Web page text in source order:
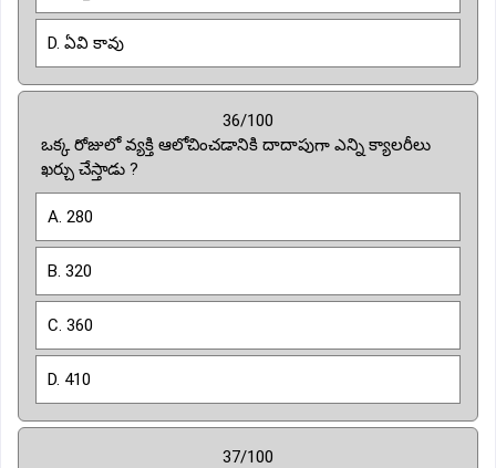
D. ఏవి కావు
36/100
ఒక్క రోజులో వ్యక్తి ఆలోచించడానికి దాదాపుగా ఎన్ని క్యాలరీలు
ఖర్చు చేస్తాడు ?
A. 280
B. 320
C. 360
D. 410
37/100